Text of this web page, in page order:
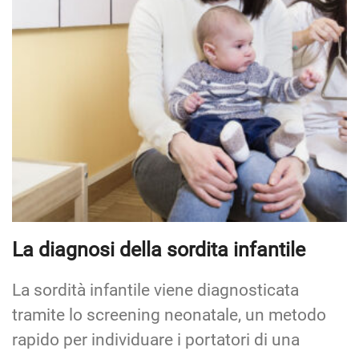
La diagnosi della sordita infantile
La sordità infantile viene diagnosticata
tramite lo screening neonatale, un metodo
rapido per individuare i portatori di una
data patologia non frequente, come la
può…